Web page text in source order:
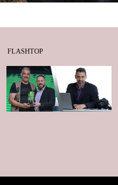
FLASHTOP